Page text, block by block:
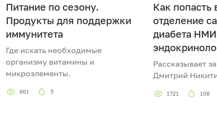
Питание по сезону.
Продукты для поддержки
иммунитета
Где искать необходимые
организму витамины и
микроэлементы.
861 5
Как попасть
отделение
диабета
Рассказывает
Дмитрий
1721 108